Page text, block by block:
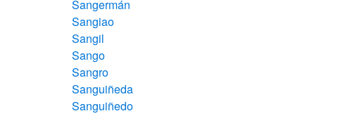
Sangermán
Sangiao
Sangil
Sango
Sangro
Sanguiñeda
Sanguiñedo